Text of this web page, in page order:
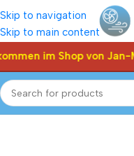
Skip to navigation
Skip to main content
im Shop von Jan-
Start Shop Klappen